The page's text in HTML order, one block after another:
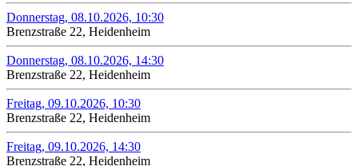
Donnerstag, 08.10.2026, 10:30
Brenzstraße 22, Heidenheim
Donnerstag, 08.10.2026, 14:30
Brenzstraße 22, Heidenheim
Freitag, 09.10.2026, 10:30
Brenzstraße 22, Heidenheim
Freitag, 09.10.2026, 14:30
Brenzstraße 22, Heidenheim